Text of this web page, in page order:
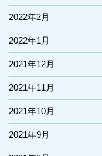
2022年2月
2022年1月
2021年12月
2021年11月
2021年10月
2021年9月